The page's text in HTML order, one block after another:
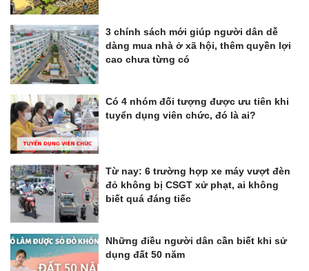
3 chính sách mới giúp người dân dễ
dàng mua nhà ở xã hội, thêm quyền lợi
cao chưa từng có
Có 4 nhóm đối tượng được ưu tiên khi
tuyển dụng viên chức, đó là ai?
Từ nay: 6 trường hợp xe máy vượt đèn
đỏ không bị CSGT xử phạt, ai không
biết quá đáng tiếc
Những điều người dân cần biết khi sử
dụng đất 50 năm